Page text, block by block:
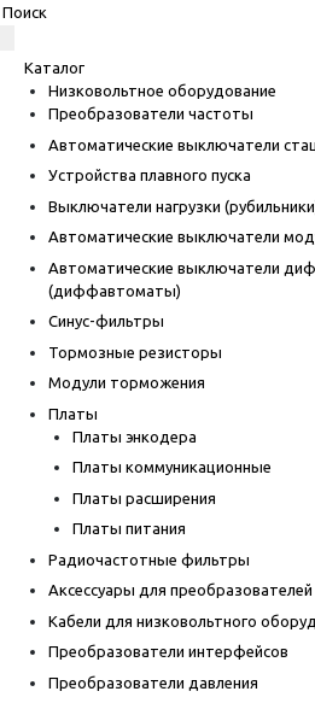
Каталог
Низковольтное оборудование
Преобразователи частоты
Автоматические выключатели
Устройства плавного пуска
Выключатели нагрузки
Автоматические выключатели
Автоматические выключатели
(диффавтоматы)
Синус-фильтры
Тормозные резисторы
Модули торможения
Платы
Платы энкодера
Платы коммуникационные
Платы расширения
Платы питания
Радиочастотные фильтры
Аксессуары для
Кабели для низковольтного
Преобразователи интерфейсов
Преобразователи давления